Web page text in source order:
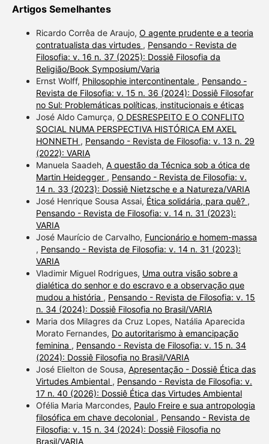
Artigos Semelhantes
Ricardo Corrêa de Araujo, O agente prudente e a teoria
contratualista das virtudes , Pensando - Revista de
Filosofia: v. 16 n. 37 (2025): Dossiê Filosofia da
Religião/Book Symposium/Varia
Ernst Wolff, Philosophie intercontinentale , Pensando -
Revista de Filosofia: v. 15 n. 36 (2024): Dossiê Filosofar
no Sul: Problemáticas políticas, institucionais e éticas
José Aldo Camurça, O DESRESPEITO E O CONFLITO
SOCIAL NUMA PERSPECTIVA HISTÓRICA EM AXEL
HONNETH , Pensando - Revista de Filosofia: v. 13 n. 29
(2022): VARIA
Manuela Saadeh, A questão da Técnica sob a ótica de
Martin Heidegger , Pensando - Revista de Filosofia: v.
14 n. 33 (2023): Dossiê Nietzsche e a Natureza/VARIA
José Henrique Sousa Assai, Ética solidária, para quê? ,
Pensando - Revista de Filosofia: v. 14 n. 31 (2023):
VARIA
José Maurício de Carvalho, Funcionário e homem-massa
, Pensando - Revista de Filosofia: v. 14 n. 31 (2023):
VARIA
Vladimir Miguel Rodrigues, Uma outra visão sobre a
dialética do senhor e do escravo e a observação que
mudou a história , Pensando - Revista de Filosofia: v. 15
n. 34 (2024): Dossiê Filosofia no Brasil/VARIA
Maria dos Milagres da Cruz Lopes, Natália Aparecida
Morato Fernandes, Do autoritarismo à emancipação
feminina , Pensando - Revista de Filosofia: v. 15 n. 34
(2024): Dossiê Filosofia no Brasil/VARIA
José Elielton de Sousa, Apresentação - Dossiê Ética das
Virtudes Ambiental , Pensando - Revista de Filosofia: v.
17 n. 40 (2026): Dossiê Ética das Virtudes Ambiental
Ofélia Maria Marcondes, Paulo Freire e sua antropologia
filosófica em chave decolonial , Pensando - Revista de
Filosofia: v. 15 n. 34 (2024): Dossiê Filosofia no
Brasil/VARIA